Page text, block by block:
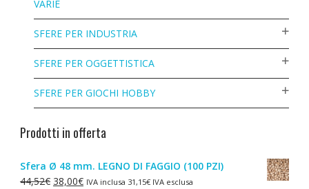
VARIE
SFERE PER INDUSTRIA
SFERE PER OGGETTISTICA
SFERE PER GIOCHI HOBBY
Prodotti in offerta
Sfera Ø 48 mm. LEGNO DI FAGGIO (100 PZI)
44,52€ Il
38,00€IlIVA inclusa 31,15€IVA esclusa